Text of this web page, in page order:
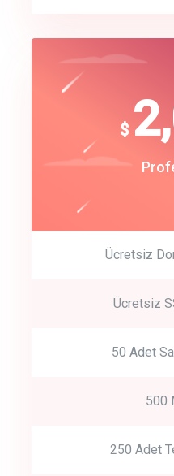
crm auto
track energy
Get
Start by trying our service for 30
$
Ücretsiz
Ücretsiz
50 Adet
500
250 Adet
Start
Best Choice